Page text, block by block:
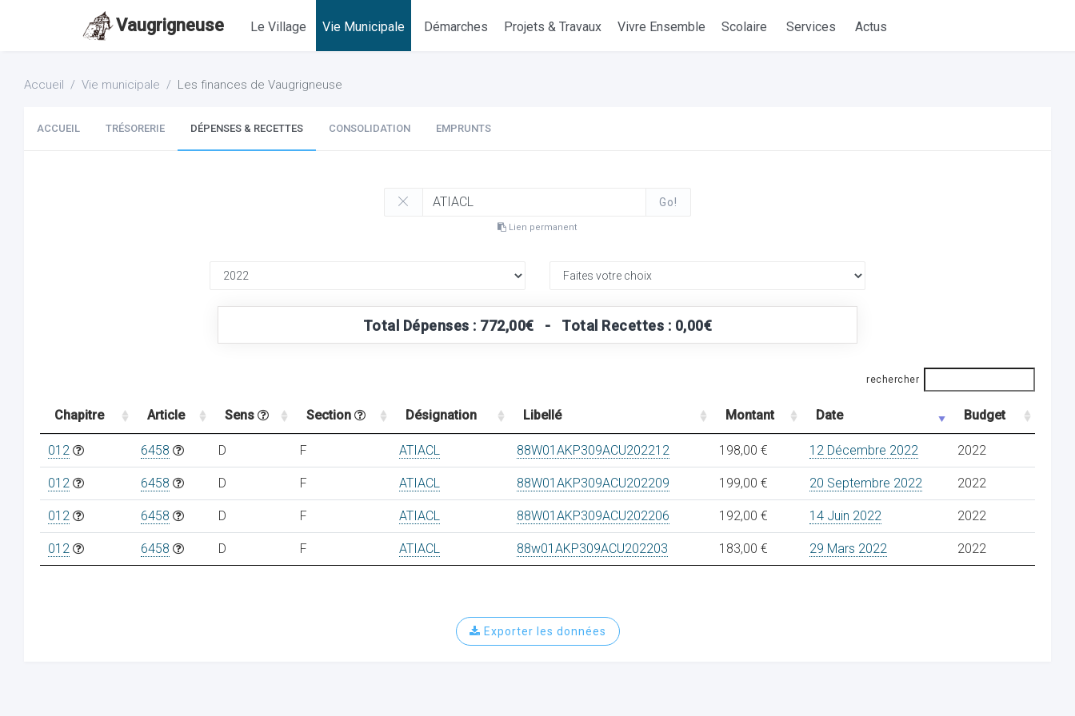
Vaugrigneuse Le Village Vie Municipale Démarches Projets & Travaux Vivre Ensemble Scolaire Services Actus
Accueil Vie municipale Les finances de Vaugrigneuse
ACCUEIL TRÉSORERIE DÉPENSES & RECETTES CONSOLIDATION EMPRUNTS
Go!
Lien permanent
Total Dépenses : 772,00€ - Total Recettes : 0,00€
rechercher
Chapitre Article Sens Section Désignation Libellé Montant Date Budget
012 6458 D F ATIACL 88W01AKP309ACU202212 198,00 € 12 Décembre 2022 2022
012 6458 D F ATIACL 88W01AKP309ACU202209 199,00 € 20 Septembre 2022 2022
012 6458 D F ATIACL 88W01AKP309ACU202206 192,00 € 14 Juin 2022 2022
012 6458 D F ATIACL 88w01AKP309ACU202203 183,00 € 29 Mars 2022 2022
Exporter les données